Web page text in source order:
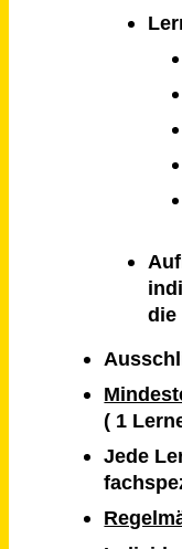
die
( 1
Jede